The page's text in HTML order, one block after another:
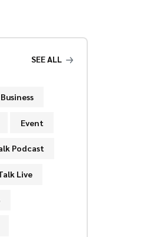
SEE ALL
Business
Event
Podcast
Live